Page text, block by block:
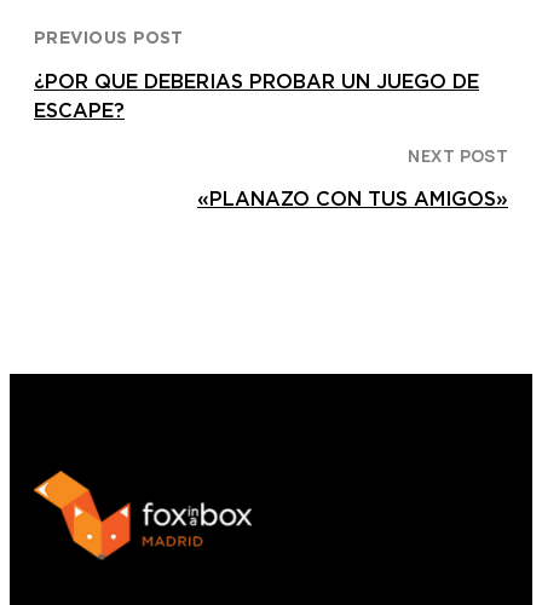
PREVIOUS POST
¿POR QUE DEBERIAS PROBAR UN JUEGO DE
ESCAPE?
NEXT POST
«PLANAZO CON TUS AMIGOS»